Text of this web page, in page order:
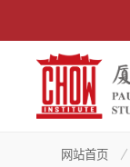
网站首页